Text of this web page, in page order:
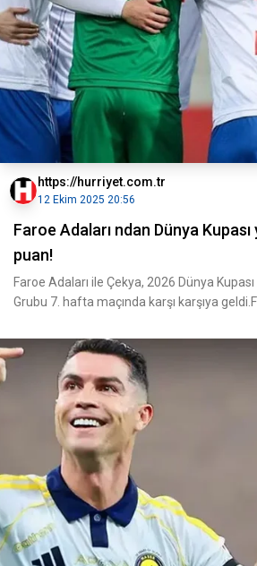
https://hurriyet.com.tr
12 Ekim 2025 20:56
Faroe Adaları ndan Dünya
puan!
Faroe Adaları ile Çekya, 2026 Dünya
Grubu 7. hafta maçında karşı karşıya